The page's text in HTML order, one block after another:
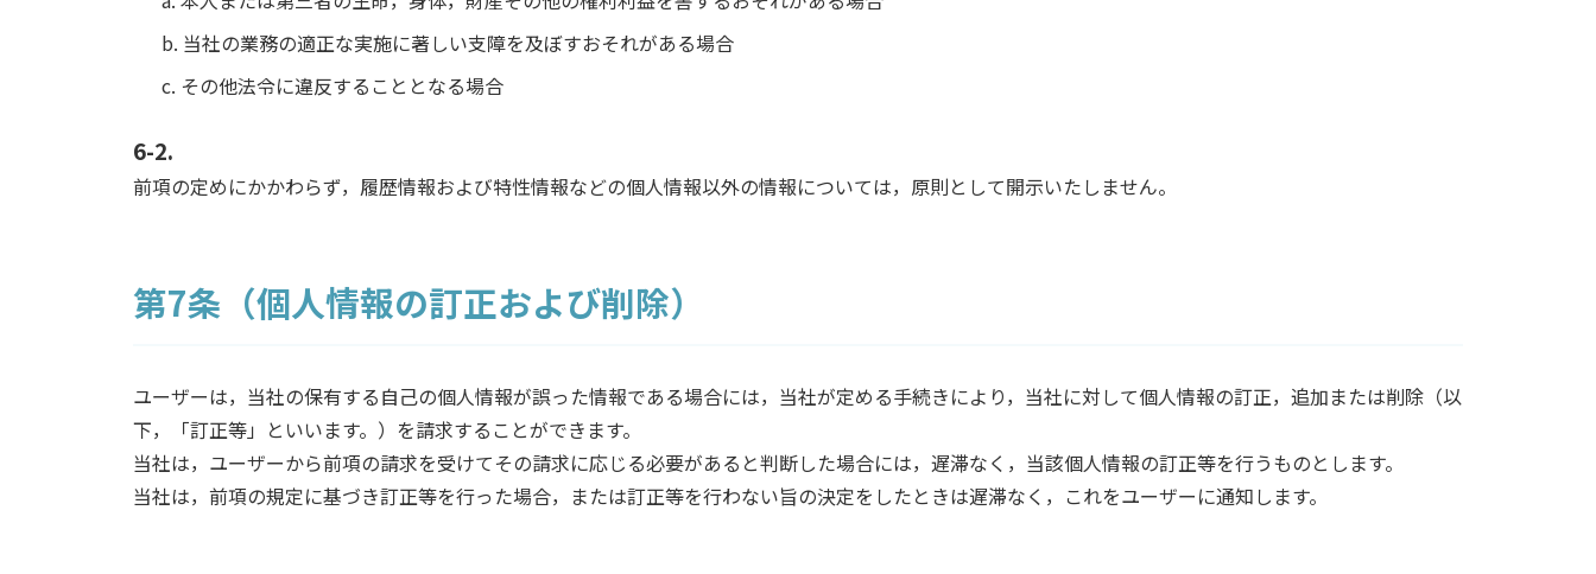
b. 当社の業務の適正な実施に著しい支障を及ぼすおそれがある場合
c. その他法令に違反することとなる場合
6-2.
前項の定めにかかわらず，履歴情報および特性情報などの個人情報以外の情報については，原則として開示いたしません。
第7条（個人情報の訂正および削除）
ユーザーは，当社の保有する自己の個人情報が誤った情報である場合には，当社が定める手続きにより，当社に対して個人情報の訂正，追加または削除（以
下，「訂正等」といいます。）を請求することができます。
当社は，ユーザーから前項の請求を受けてその請求に応じる必要があると判断した場合には，遅滞なく，当該個人情報の訂正等を行うものとします。
当社は，前項の規定に基づき訂正等を行った場合，または訂正等を行わない旨の決定をしたときは遅滞なく，これをユーザーに通知します。